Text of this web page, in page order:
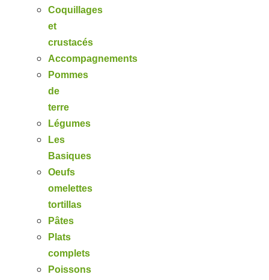
Coquillages
et
crustacés
Accompagnements
Pommes
de
terre
Légumes
Les
Basiques
Oeufs
omelettes
tortillas
Pâtes
Plats
complets
Poissons